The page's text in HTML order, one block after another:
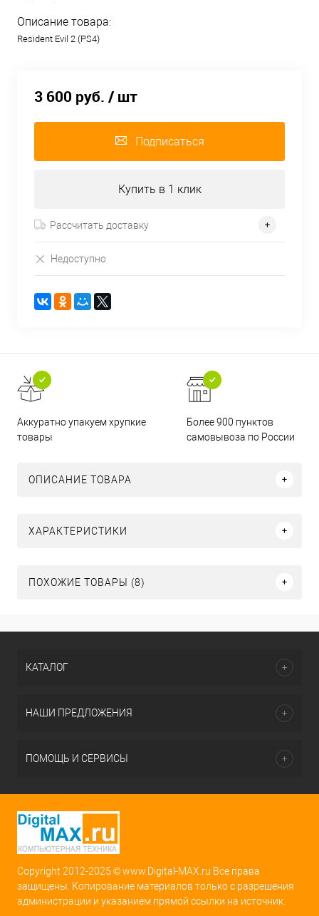
Описание товара:
Resident Evil 2 (PS4)
3 600 руб. / шт
Подписаться
Купить в 1 клик
Рассчитать доставку
Недоступно
Аккуратно упакуем хрупкие
товары
Более 900 пунктов
самовывоза по России
ОПИСАНИЕ ТОВАРА
ХАРАКТЕРИСТИКИ
ПОХОЖИЕ ТОВАРЫ (8)
КАТАЛОГ
НАШИ ПРЕДЛОЖЕНИЯ
ПОМОЩЬ И СЕРВИСЫ
Copyright 2012-2025 © www.Digital-MAX.ru Все права
защищены. Копирование материалов только с разрешения
администрации и указанием прямой ссылки на источник.